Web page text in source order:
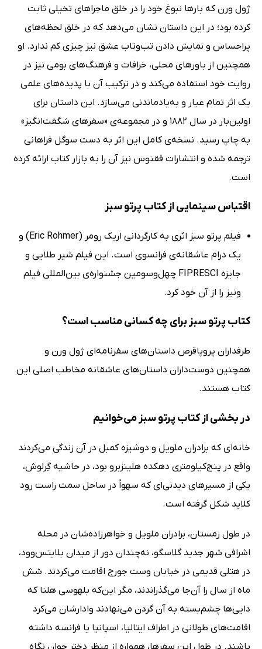
ژول ورن که بار‌ها نبوغ خود را در خلق ماجراهای تخیلی ثابت
کرده بود؛ در این داستان نشان می‌دهد که در خلق لحظه‌های
پراحساس و نمایش دادن تب‌وتاب عشق نیز چیزی کم ندارد. او
همچنین از باور‌های محلی، خرافات و فرهنگ‌های بومی نیز در
روایت خود استفاده می‌کند و در ترکیب آن با پدید‌ه‌های علمی
یک اثر تمام عیار و به‌یاد‌ماندنی می‌سازد. این داستان برای
اولین‌بار در سال 1882 و در مجموعه‌ی «سفرهای شگفت‌انگیز»
به چاپ رسید. نسخه‌ی کامل این اثر به دست سوگل فراهانی
ترجمه شده و انتشارات ققنوس نیز آن را به بازار کتاب ارائه کرده
است.
اقتباس سینمایی از کتاب پرتو سبز
فیلم پرتو سبز اثری به کارگردانی اریک رومر (Eric Rohmer) و
یک درام عاشقانه‌ی فرانسوی است. این فیلم شیر طلایی و
جایزه FIPRESCI چهل‌وسومین جشنواره‌ی بین‌المللی فیلم
ونیز را از آن خود کرد.
کتاب پرتو سبز برای چه کسانی مناسب است؟
طرفداران پروپاقرص داستان‌های سفرنامه‌ای ژول ورن و
همچنین دوست‌داران داستان‌های عاشقانه مخاطب اصلی این
کتاب هستند.
در بخشی از کتاب پرتو سبز می‌خوانیم
خانه‌ای که برادران ملویل و دوشیزه کمبل در آن زندگی می‌کردند
واقع در پنج‌کیلومتری دهکده هلینزبرو بود، در حاشیه گِرلوش،
یکی از مسیر‌های دیدنی‌ای که سهواً در ساحل سمت راست رود
کلاید شکل گرفته است.
در طول زمستان، برادران ملویل و خواهرزاده‌شان در محله
اشرافی شهر جدید گلاسگو، نه‌چندان دور از میدان بلایتس‌وود،
در هتلی قدیمی در خیابان وست جورج اقامت می‌کردند. شش
ماه از سال را آن‌جا می‌گذراندند، مگر این‌که بلهوسی هلنا که
دایی‌ها چشم‌بسته به آن گردن می‌نهادند وادارشان می‌کرد
اقامت‌های طولانی در اطراف ایتالیا، اسپانیا یا فرانسه داشته
باشند. در طول این سفرها، همواره از منظر دختر جوان نگاه